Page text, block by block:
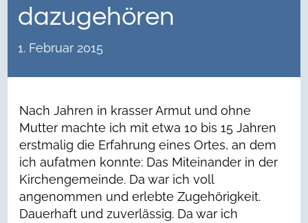
dazugehören
1. Februar 2015
Nach Jahren in krasser Armut und ohne
Mutter machte ich mit etwa 10 bis 15 Jahren
erstmalig die Erfahrung eines Ortes, an dem
ich aufatmen konnte: Das Miteinander in der
Kirchengemeinde. Da war ich voll
angenommen und erlebte Zugehörigkeit.
Dauerhaft und zuverlässig. Da war ich